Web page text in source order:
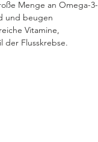
Menge an Omega-3-
und beugen
Vitamine,
der Flusskrebse.